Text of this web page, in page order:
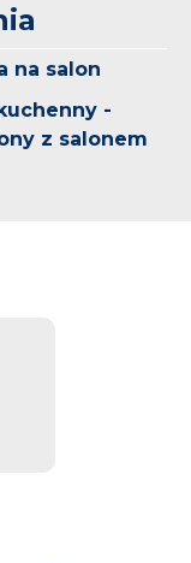
na salon
-
z salonem